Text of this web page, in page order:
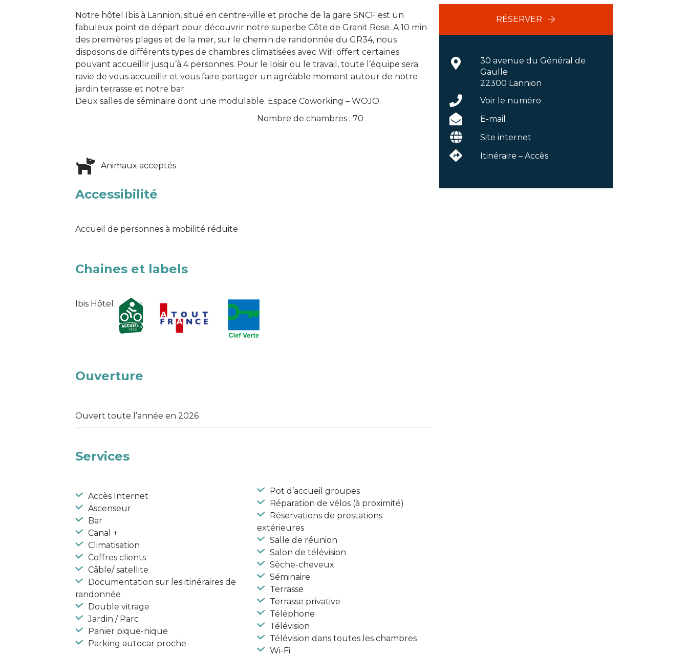
Notre hôtel Ibis à Lannion, situé en centre-ville et proche de la gare SNCF est un
fabuleux point de départ pour découvrir notre superbe Côte de Granit Rose. A 10 min
des premières plages et de la mer, sur le chemin de randonnée du GR34, nous
disposons de différents types de chambres climatisées avec Wifi offert certaines
pouvant accueillir jusqu’à 4 personnes. Pour le loisir ou le travail, toute l’équipe sera
ravie de vous accueillir et vous faire partager un agréable moment autour de notre
jardin terrasse et notre bar.
Deux salles de séminaire dont une modulable. Espace Coworking – WOJO.
Nombre de chambres : 70
Animaux acceptés
Accessibilité
Accueil de personnes à mobilité réduite
Chaines et labels
Ibis Hôtel
Ouverture
Ouvert toute l’année en 2026
Services
Accès Internet
Ascenseur
Bar
Canal +
Climatisation
Coffres clients
Câble/ satellite
Documentation sur les itinéraires de
randonnée
Double vitrage
Jardin / Parc
Panier pique-nique
Parking autocar proche
Pot d’accueil groupes
Réparation de vélos (à proximité)
Réservations de prestations
extérieures
Salle de réunion
Salon de télévision
Sèche-cheveux
Séminaire
Terrasse
Terrasse privative
Téléphone
Télévision
Télévision dans toutes les chambres
Wi-Fi
RÉSERVER
30 avenue du Général de
Gaulle
22300 Lannion
Voir le numéro
E-mail
Site internet
Itinéraire – Accès